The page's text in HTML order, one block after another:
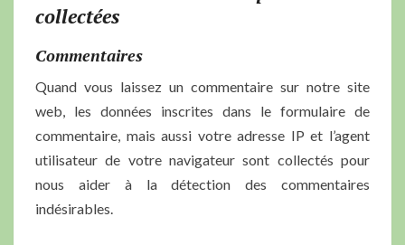
collectées
Commentaires
Quand vous laissez un commentaire sur notre site
web, les données inscrites dans le formulaire de
commentaire, mais aussi votre adresse IP et l’agent
utilisateur de votre navigateur sont collectés pour
nous aider à la détection des commentaires
indésirables.